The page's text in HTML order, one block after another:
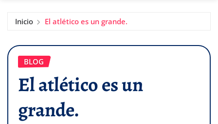
Inicio El atlético es un grande.
BLOG
El atlético es un
grande.